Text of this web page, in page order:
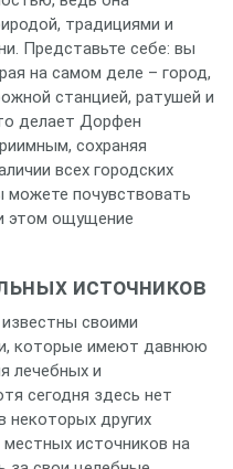
традициями и
Представьте себе: вы
на самом деле – город,
станцией, ратушей и
делает Дорфен
сохраняя
всех городских
почувствовать
этом ощущение
источников
своими
которые имеют давнюю
лечебных и
сегодня здесь нет
некоторых других
местных источников на